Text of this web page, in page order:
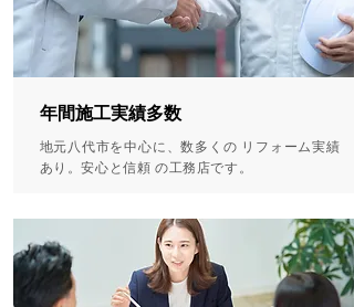
年間施工実績多数
地元八代市を中心に、数多くの リフォーム実績
あり。安心と信頼 の工務店です。